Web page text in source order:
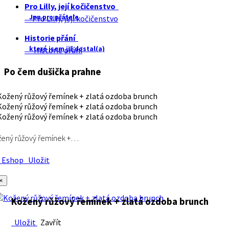
Pro Lilly, její kočičenstvo
Jen pro přátele
Pro Lilly, její kočičenstvo
Historie přání
které jsem již dostal(a)
Historie přání
Po čem dušička prahne
růžový řemínek +…
Uložit
Kožený růžový řemínek + zlatá ozdoba brunch
Uložit Zavřít